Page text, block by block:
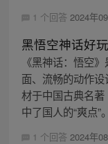
1 个回答 2024年
黑悟空神话好
《黑神话：悟空
面、流畅的动作
材于中国古典名
中了国人的“爽点
1 个回答 2024年